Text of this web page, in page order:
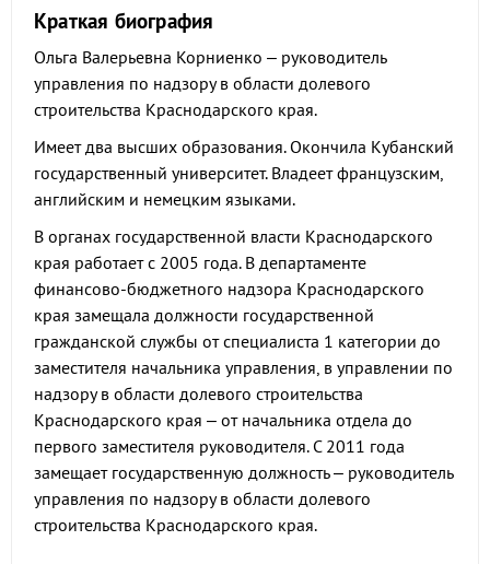
Краткая биография
Ольга Валерьевна Корниенко – руководитель
управления по надзору в области долевого
строительства Краснодарского края.
Имеет два высших образования. Окончила Кубанский
государственный университет. Владеет французским,
английским и немецким языками.
В органах государственной власти Краснодарского
края работает с 2005 года. В департаменте
финансово-бюджетного надзора Краснодарского
края замещала должности государственной
гражданской службы от специалиста 1 категории до
заместителя начальника управления, в управлении по
надзору в области долевого строительства
Краснодарского края – от начальника отдела до
первого заместителя руководителя. С 2011 года
замещает государственную должность – руководитель
управления по надзору в области долевого
строительства Краснодарского края.